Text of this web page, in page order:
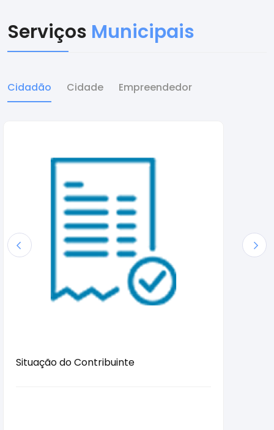
Serviços Municipais
Cidadão Cidade Empreendedor
Situação do Contribuinte